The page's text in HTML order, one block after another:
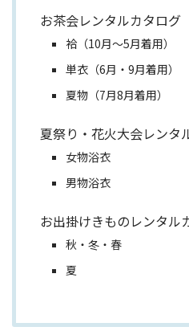
お茶会レンタルカタログ
袷（10月～5月着用）
単衣（6月・9月着用）
夏物（7月8月着用）
夏祭り・花火大会レンタ
女物浴衣
男物浴衣
お出掛けきものレンタル
秋・冬・春
夏